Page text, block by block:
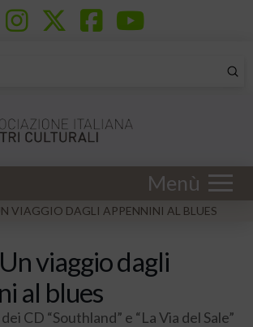
Menù
VIAGGIO DAGLI APPENNINI AL BLUES
viaggio dagli
al blues
CD “Southland” e “La Via del Sale”